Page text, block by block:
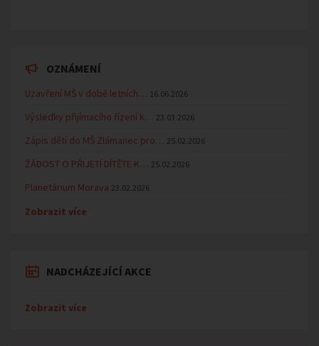
OZNÁMENÍ
Uzavření MŠ v době letních… 16.06.2026
Výsledky přijímacího řízení k… 23.03.2026
Zápis dětí do MŠ Zlámanec pro… 25.02.2026
ŽÁDOST O PŘIJETÍ DÍTĚTE K… 25.02.2026
Planetárium Morava 23.02.2026
Zobrazit více
NADCHÁZEJÍCÍ AKCE
Zobrazit více